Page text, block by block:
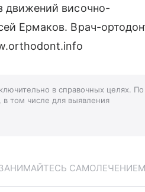
движений височно-
Ермаков. Врач-
в справочных целях. По
в том числе для выявления